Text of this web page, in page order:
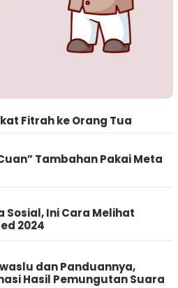
Fitrah ke Orang Tua
Tambahan Pakai Meta
Sosial, Ini Cara Melihat
2024
dan Panduannya,
Hasil Pemungutan Suara